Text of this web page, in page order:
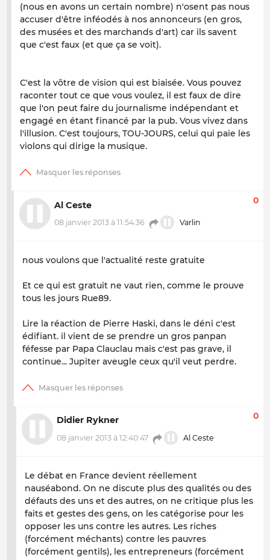
(nous en avons un certain nombre) n'osent pas nous
accuser d'être inféodés à nos annonceurs (en gros,
des musées et des marchands d'art) car ils savent
que c'est faux (et que ça se voit).
C'est la vôtre de vision qui est biaisée. Vous pouvez
raconter tout ce que vous voulez, il est faux de dire
que l'on peut faire du journalisme indépendant et
engagé en étant financé par la pub. Vous vivez dans
l'illusion. C'est toujours, TOU-JOURS, celui qui paie les
violons qui dirige la musique.
Al Ceste
08 janvier 2013 à 11:54:36 Varlin
0
nous voulons que l'actualité reste gratuite
Et ce qui est gratuit ne vaut rien, comme le prouve
tous les jours Rue89.
Lire la réaction de Pierre Haski, dans le déni c'est
édifiant. il vient de se prendre un gros panpan
féfesse par Papa Clauclau mais c'est pas grave, il
continue... Jupiter aveugle ceux qu'il veut perdre.
Didier Rykner
08 janvier 2013 à 12:40:47 Al Ceste
0
Le débat en France devient réellement
nauséabond. On ne discute plus des qualités ou des
défauts des uns et des autres, on ne critique plus les
faits et gestes des gens, on les catégorise pour les
opposer les uns contre les autres. Les riches
(forcément méchants) contre les pauvres
(forcément gentils), les entrepreneurs (forcément